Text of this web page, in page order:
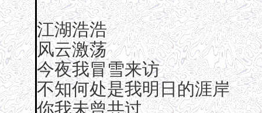
江湖浩浩
风云激荡
今夜我冒雪来访
不知何处是我明日的涯岸
你我未曾共过